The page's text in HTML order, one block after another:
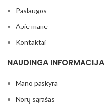
Paslaugos
Apie mane
Kontaktai
NAUDINGA INFORMACIJA
Mano paskyra
Norų sąrašas